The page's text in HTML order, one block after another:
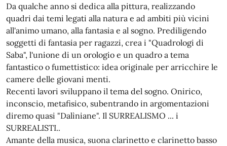
Da qualche anno si dedica alla pittura, realizzando
quadri dai temi legati alla natura e ad ambiti più vicini
all'animo umano, alla fantasia e al sogno. Prediligendo
soggetti di fantasia per ragazzi, crea i "Quadrologi di
Saba", l'unione di un orologio e un quadro a tema
fantastico o fumettistico: idea originale per arricchire le
camere delle giovani menti.
Recenti lavori sviluppano il tema del sogno. Onirico,
inconscio, metafisico, subentrando in argomentazioni
diremo quasi "Dalìniane". Il SURREALISMO ... i
SURREALISTI..
Amante della musica, suona clarinetto e clarinetto basso